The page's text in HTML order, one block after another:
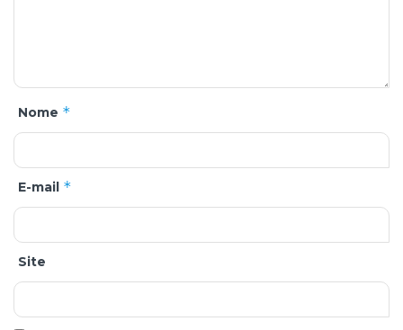
Nome *
E-mail *
Site